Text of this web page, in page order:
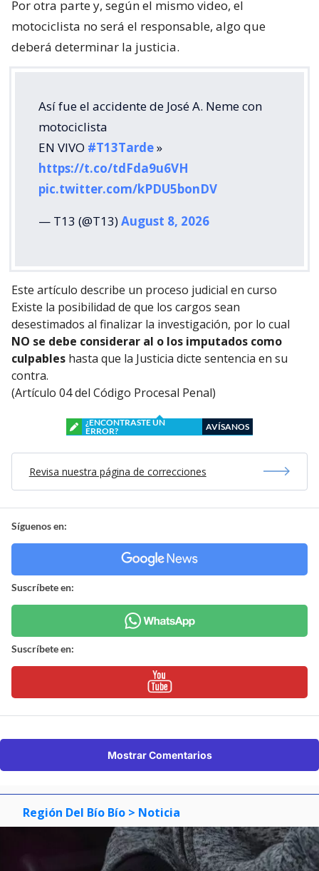
Por otra parte y, según el mismo video, el
motociclista no será el responsable, algo que
deberá determinar la justicia.
Así fue el accidente de José A. Neme con
motociclista
EN VIVO #T13Tarde»
https://t.co/tdFda9u6VH
pic.twitter.com/kPDU5bonDV
— T13 (@T13)August 8, 2026
Este artículo describe un proceso judicial en curso
Existe la posibilidad de que los cargos sean
desestimados al finalizar la investigación, por lo cual
NO se debe considerar al o los imputados como
culpables hasta que la Justicia dicte sentencia en su
contra.
(Artículo 04 del Código Procesal Penal)
¿ENCONTRASTE UN
ERROR?
AVÍSANOS
Revisa nuestra página de correcciones
Síguenos en:
Suscríbete en:
Suscríbete en:
Mostrar Comentarios
Región Del Bío Bío > Noticia